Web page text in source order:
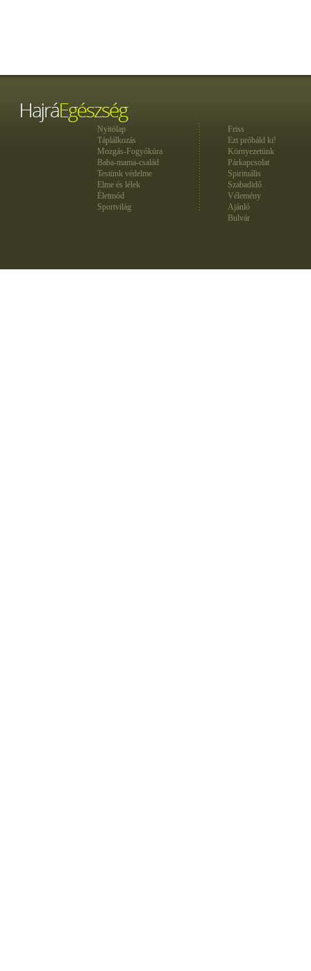
Nyitólap
Táplálkozás
Mozgás-Fogyókúra
Baba-mama-család
Testünk védelme
Elme és lélek
Életmód
Sportvilág
Friss
Ezt próbáld ki!
Környezetünk
Párkapcsolat
Spirituális
Szabadidő
Vélemény
Ajánló
Bulvár